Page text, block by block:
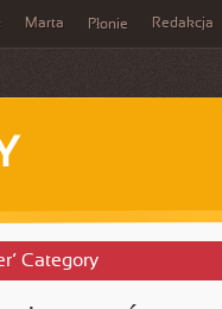
Marta Płonie Redakcja
Category